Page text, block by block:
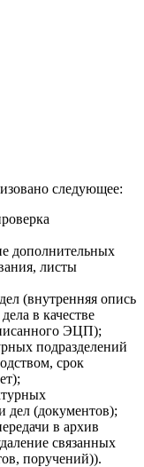
следующее:
дополнительных
листы
(внутренняя опись
в качестве
ЭЦП);
подразделений
срок
дел (документов);
в архив
связанных
поручений)).